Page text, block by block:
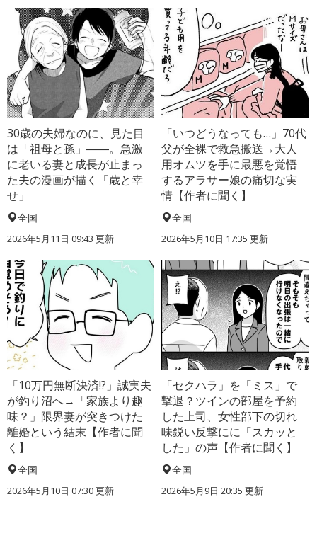
30歳の夫婦なのに、見た目
は「祖母と孫」――。急激
に老いる妻と成長が止まっ
た夫の漫画が描く「歳と幸
せ」
全国
2026年5月11日 09:43 更新
「いつどうなっても…」70代
父が全裸で救急搬送→大人
用オムツを手に最悪を覚悟
するアラサー娘の痛切な実
情【作者に聞く】
全国
2026年5月10日 17:35 更新
「10万円無断決済!?」誠実夫
が釣り沼へ→「家族より趣
味？」限界妻が突きつけた
離婚という結末【作者に聞
く】
全国
2026年5月10日 07:30 更新
「セクハラ」を「ミス」で
撃退？ツインの部屋を予約
した上司、女性部下の切れ
味鋭い反撃にに「スカッと
した」の声【作者に聞く】
全国
2026年5月9日 20:35 更新